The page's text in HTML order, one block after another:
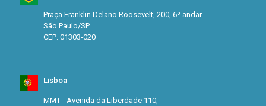
Praça Franklin Delano Roosevelt, 200, 6º andar
São Paulo/SP
CEP: 01303-020
Lisboa
MMT - Avenida da Liberdade 110,